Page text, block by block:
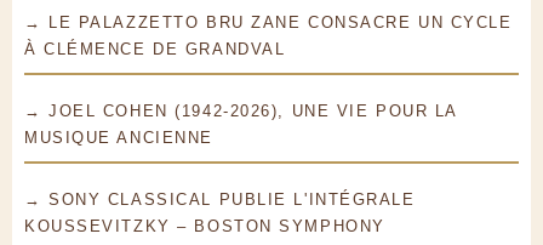
→ LE PALAZZETTO BRU ZANE CONSACRE UN CYCLE
À CLÉMENCE DE GRANDVAL
→ JOEL COHEN (1942-2026), UNE VIE POUR LA
MUSIQUE ANCIENNE
→ SONY CLASSICAL PUBLIE L'INTÉGRALE
KOUSSEVITZKY – BOSTON SYMPHONY